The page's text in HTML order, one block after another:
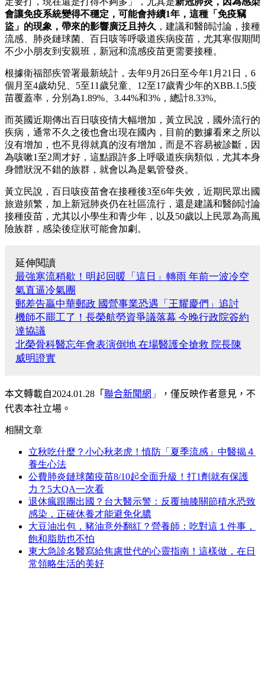
會讓免疫系統變得不穩定，可能會持續1年，這種「免疫竊
盜」的現象，帶來的影響廣泛且持久 ，建議和醫師討論，接種
流感、肺炎鏈球菌、百日咳等呼吸道疾病疫苗，尤其寒假期間
不少小朋友到安親班，新冠和流感疫苗更需要接種。
根據衛福部疾管署最新統計，去年9月26日至今年1月21日，6
個月至4歲幼兒、5至11歲兒童、12至17歲青少年的XBB.1.5疫
苗覆蓋率，分別為1.89%、3.44%和3%，總計8.33%。
而英國近期傳出百日咳疫情大幅增加，黃立民說，國外流行的
疾病，通常不久之後也會出現在國內，目前的數據看來之所以
沒有增加，也不見得就真的沒有增加，而是不容易被診斷，因
為咳嗽1至2周才好，這點跟許多上呼吸道疾病類似，尤其本身
身體狀況不錯的族群，就會以為是氣管發炎。
黃立民說，百日咳疫苗會在接種後3至6年失效，近期民眾出國
旅遊頻繁，加上新冠肺炎仍在社區流行，還是建議和醫師討論
接種疫苗，尤其以小學生和青少年，以及50歲以上民眾為高風
險族群，感染後症狀可能會加劇。
延伸閱讀
最強寒流稍歇！明起回暖「這日」轉雨 年前一波冷空
氣直逼冷氣團
郵差告贏中華郵政 國營事業恐遇「王耀慶們」追討
機師不罷工了！長榮航勞資爭議落幕 今晚行政院簽約
達協議
北榮骨科醫忘年會表演倒地 在場醫護全搶救 院長陳
威明證實
本文轉載自2024.01.28 「 聯合新聞網 」
，僅反映作者意見，不
代表本社立場。
相關文章
立秋吃什麼？小心秋老虎！慎防「夏季流感」中醫揭４
養生心法
公費肺炎鏈球菌疫苗8/10起全面升級！打1劑就有保護
力？5大QA一次看
退休瘋跟團出國？台大醫示警：反覆抽膝關節積水恐致
感染，正確休養才能避免化膿
大豆油出包，豬油意外翻紅？營養師：吃對這１件事，
飽和脂肪也不怕
東大急診名醫寫給焦慮世代的心靈指南！這樣做，在日
常領略生活的美好